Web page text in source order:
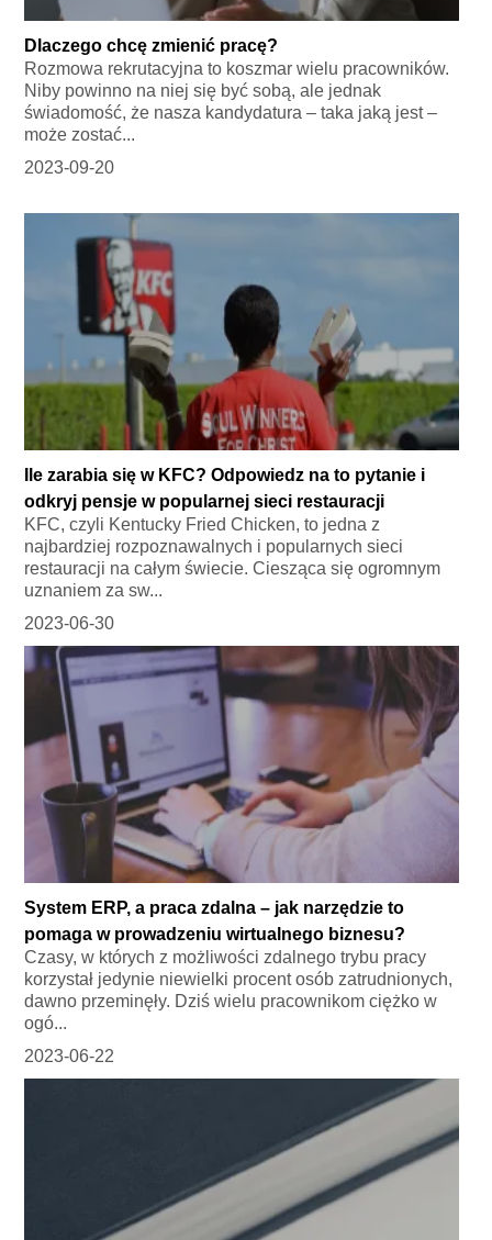
Dlaczego chcę zmienić pracę?
Rozmowa rekrutacyjna to koszmar wielu pracowników.
Niby powinno na niej się być sobą, ale jednak
świadomość, że nasza kandydatura – taka jaką jest –
może zostać...
2023-09-20
Ile zarabia się w KFC? Odpowiedz na to pytanie i
odkryj pensje w popularnej sieci restauracji
KFC, czyli Kentucky Fried Chicken, to jedna z
najbardziej rozpoznawalnych i popularnych sieci
restauracji na całym świecie. Ciesząca się ogromnym
uznaniem za sw...
2023-06-30
System ERP, a praca zdalna – jak narzędzie to
pomaga w prowadzeniu wirtualnego biznesu?
Czasy, w których z możliwości zdalnego trybu pracy
korzystał jedynie niewielki procent osób zatrudnionych,
dawno przeminęły. Dziś wielu pracownikom ciężko w
ogó...
2023-06-22